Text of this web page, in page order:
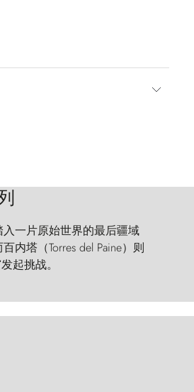
入一片原始世界的最后疆域
塔（Torres del Paine）则
起挑战。